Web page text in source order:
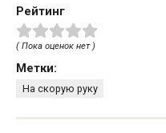
Рейтинг
( Пока оценок нет )
Метки:
На скорую руку